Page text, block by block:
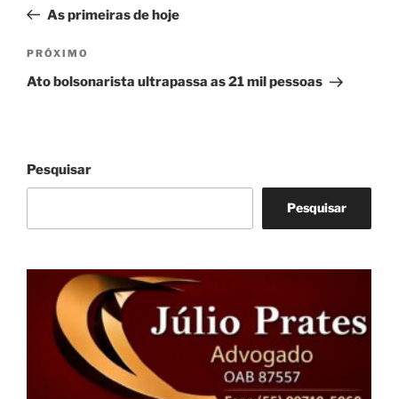
Post
anterior
As primeiras de hoje
Próximo
post
PRÓXIMO
Ato bolsonarista ultrapassa as 21 mil pessoas
Pesquisar
Pesquisar